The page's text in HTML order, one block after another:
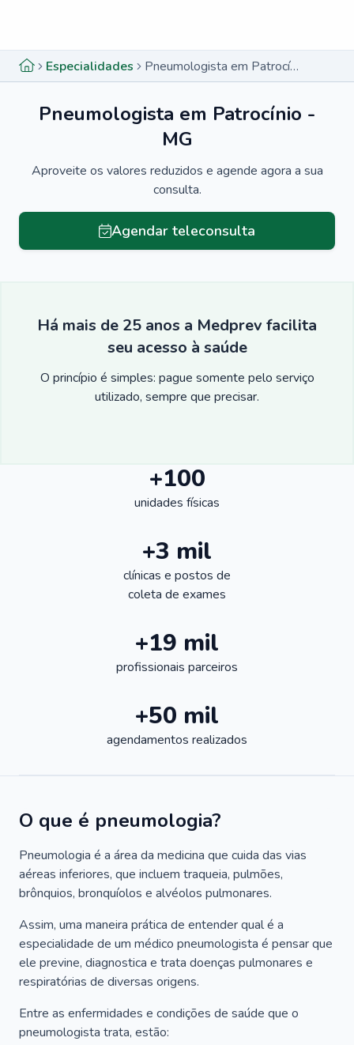
Especialidades Pneumologista em Patrocínio - MG
Pneumologista em Patrocínio -
MG
Aproveite os valores reduzidos e agende agora a sua
consulta.
Agendar teleconsulta
Há mais de 25 anos a Medprev facilita
seu acesso à saúde
O princípio é simples: pague somente pelo serviço
utilizado, sempre que precisar.
+100
unidades físicas
+3 mil
clínicas e postos de
coleta de exames
+19 mil
profissionais parceiros
+50 mil
agendamentos realizados
O que é pneumologia?
Pneumologia é a área da medicina que cuida das vias
aéreas inferiores, que incluem traqueia, pulmões,
brônquios, bronquíolos e alvéolos pulmonares.
Assim, uma maneira prática de entender qual é a
especialidade de um médico pneumologista é pensar que
ele previne, diagnostica e trata doenças pulmonares e
respiratórias de diversas origens.
Entre as enfermidades e condições de saúde que o
pneumologista trata, estão: